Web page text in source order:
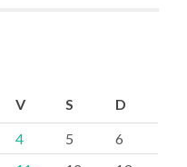
V S D
4 5
6